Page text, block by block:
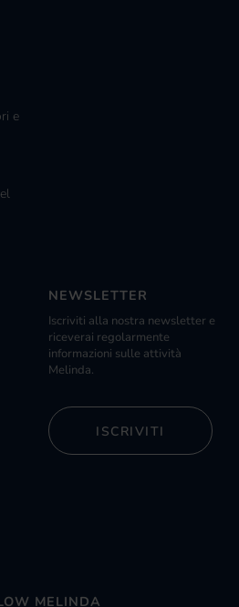
e
NEWSLETTER
Iscriviti alla nostra newsletter e
riceverai regolarmente
informazioni sulle attività
Melinda.
ISCRIVITI
MELINDA